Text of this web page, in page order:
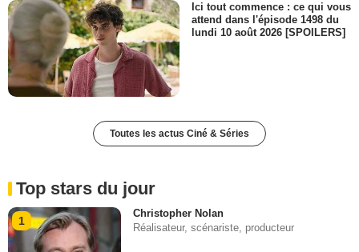
Ici tout commence : ce qui vous
attend dans l'épisode 1498 du
lundi 10 août 2026 [SPOILERS]
Toutes les actus Ciné & Séries
Top stars du jour
1
Christopher Nolan
Réalisateur, scénariste, producteur